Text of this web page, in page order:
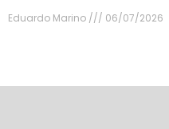
Eduardo Marino
06/07/2026